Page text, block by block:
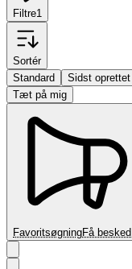
Filtre1
Sortér
Standard
Sidst oprettet
Tæt på mig
FavoritsøgningFå besked